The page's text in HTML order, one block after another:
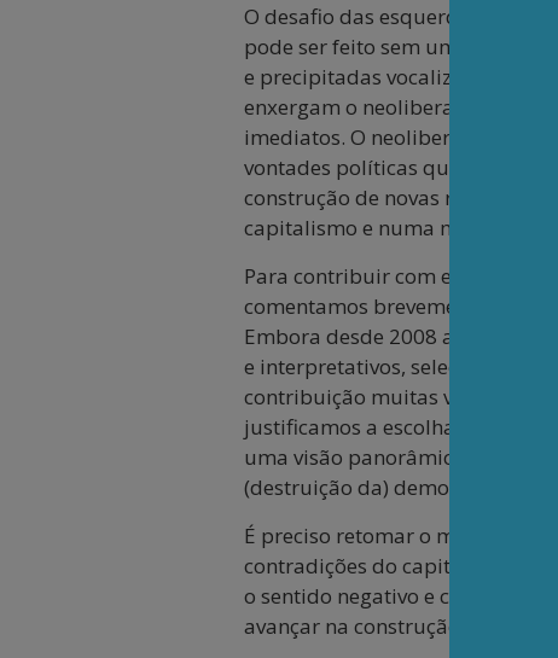
O desafio das esquerdas
pode ser feito sem uma
e precipitadas vocalizadas no
enxergam o neoliberalismo a
imediatos. O neoliberalismo
vontades políticas que apoiam
construção de novas relações
capitalismo e numa moralidade
Para contribuir com esse
comentamos brevemente
Embora desde 2008 a profusão
e interpretativos, selecionamos
contribuição muitas vezes
justificamos a escolha pela
uma visão panorâmica e
(destruição da) democracia.
É preciso retomar o método de
contradições do capitalismo.
o sentido negativo e crítico da
avançar na construção de um